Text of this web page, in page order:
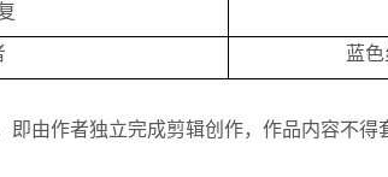
蓝
作者独立完成剪辑创作，作品内容不得